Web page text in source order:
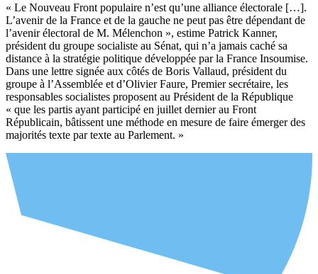
« Le Nouveau Front populaire n’est qu’une alliance électorale […].
L’avenir de la France et de la gauche ne peut pas être dépendant de
l’avenir électoral de M. Mélenchon », estime Patrick Kanner,
président du groupe socialiste au Sénat, qui n’a jamais caché sa
distance à la stratégie politique développée par la France Insoumise.
Dans une lettre signée aux côtés de Boris Vallaud, président du
groupe à l’Assemblée et d’Olivier Faure, Premier secrétaire, les
responsables socialistes proposent au Président de la République
« que les partis ayant participé en juillet dernier au Front
Républicain, bâtissent une méthode en mesure de faire émerger des
majorités texte par texte au Parlement. »